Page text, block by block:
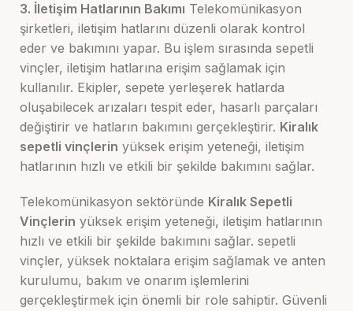
3. İletişim Hatlarının Bakımı Telekomünikasyon
şirketleri, iletişim hatlarını düzenli olarak kontrol
eder ve bakımını yapar. Bu işlem sırasında sepetli
vinçler, iletişim hatlarına erişim sağlamak için
kullanılır. Ekipler, sepete yerleşerek hatlarda
oluşabilecek arızaları tespit eder, hasarlı parçaları
değiştirir ve hatların bakımını gerçekleştirir. Kiralık
sepetli vinçlerin yüksek erişim yeteneği, iletişim
hatlarının hızlı ve etkili bir şekilde bakımını sağlar.
Telekomünikasyon sektöründe Kiralık Sepetli
Vinçlerin yüksek erişim yeteneği, iletişim hatlarının
hızlı ve etkili bir şekilde bakımını sağlar. sepetli
vinçler, yüksek noktalara erişim sağlamak ve anten
kurulumu, bakım ve onarım işlemlerini
gerçekleştirmek için önemli bir role sahiptir. Güvenli